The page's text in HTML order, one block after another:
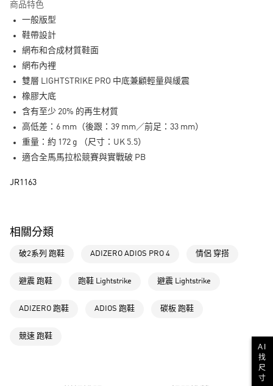
LINE Pay
全家取貨付款
每筆NT$80，滿NT$1,500(含以上)免運費
付款後全家取貨
萊爾富取貨付款
付款後萊爾富取貨
每筆NT$80，滿NT$1,500(含以上)免運費
付款後7-11取貨
商品特色
一般版型
鞋帶設計
網布和合成材質鞋面
網布內裡
雙層 LIGHTSTRIKE PRO 中底兼顧輕量與緩震
橡膠大底
含有至少 20% 的再生材質
高低差：6 mm（後跟：39 mm／前足：33 mm）
重量：約 172 g （尺寸：UK 5.5）
適合全馬馬拉松競賽與實戰破 PB
JR1163
相關分類
破2系列 跑鞋 ADIZERO ADIOS PRO 4 情侶 穿搭
避震 跑鞋 跑鞋 Lightstrike 避震 Lightstrike
ADIZERO 跑鞋 ADIOS 跑鞋 碳板 跑鞋
競速 跑鞋
AI
找
尺
寸